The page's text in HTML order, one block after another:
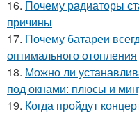
16. Почему радиаторы
причины
17. Почему батареи
оптимального отопления
18. Можно ли
под окнами: плюсы и
19. Когда пройдут